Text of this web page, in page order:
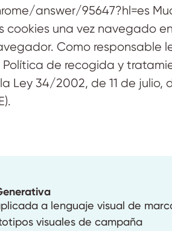
answer/95647?hl=es
una vez navegado
Como responsable
de recogida y
Ley 34/2002, de 11 de
a lenguaje visual de
visuales de campaña